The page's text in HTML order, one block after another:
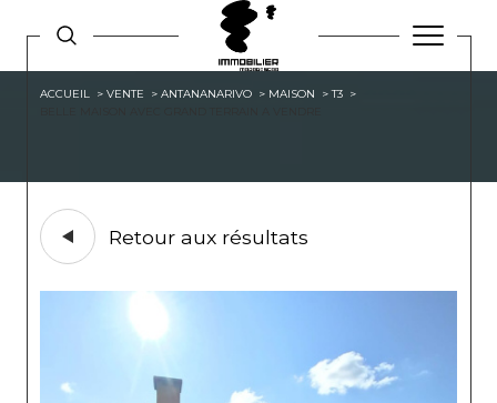
ACCUEIL VENTE ANTANANARIVO MAISON
T3
Retour aux résultats